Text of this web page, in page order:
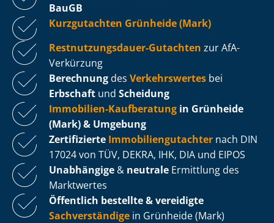
BauGB
Kurzgutachten Grünheide (Mark)
Rest­nut­zungs­dau­er-Gutachten zur AfA-
Verkürzung
Berechnung des Verkehrswertes bei
Erbschaft und Scheidung
Immobilien-Kaufberatung in Grünheide
(Mark) & Umgebung
Zertifizierte Im­mo­bi­li­en­gut­ach­ter nach DIN
17024 von TÜV, DEKRA, IHK, DIA und EIPOS
Unabhängige & neutrale Ermittlung des
Marktwertes
Öffentlich bestellte & vereidigte
Sachverständige in Grünheide (Mark)